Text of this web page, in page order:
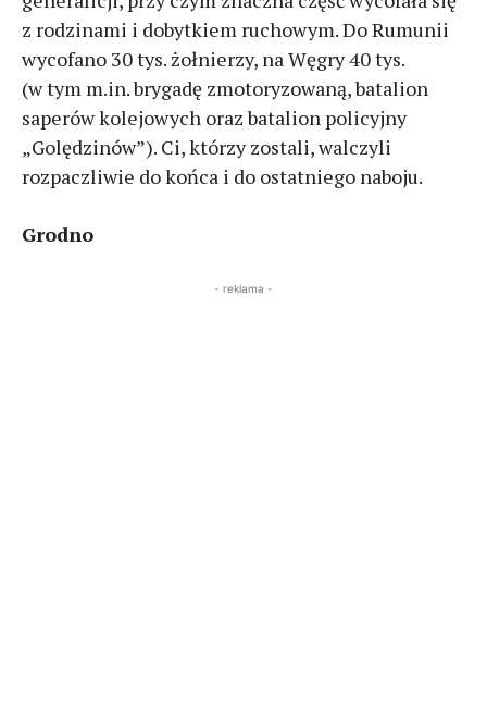
z rodzinami i dobytkiem ruchowym. Do Rumunii
wycofano 30 tys. żołnierzy, na Węgry 40 tys.
(w tym m.in. brygadę zmotoryzowaną, batalion
saperów kolejowych oraz batalion policyjny
„Golędzinów”). Ci, którzy zostali, walczyli
rozpaczliwie do końca i do ostatniego naboju.
Grodno
- reklama -